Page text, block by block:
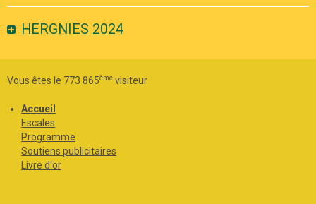
HERGNIES 2024
Vous êtes le 773 865ème visiteur
Accueil
Escales
Programme
Soutiens publicitaires
Livre d'or